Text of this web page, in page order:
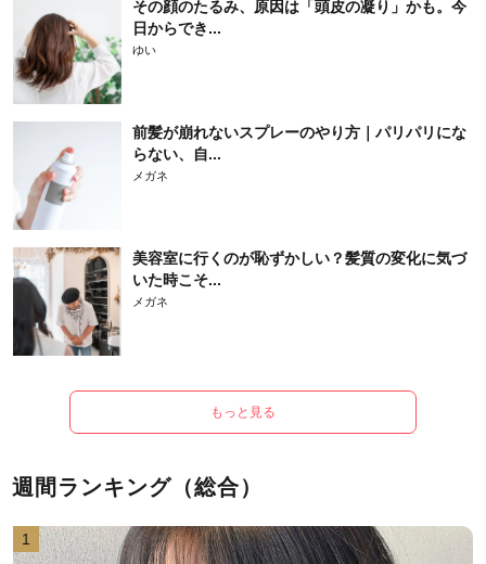
その顔のたるみ、原因は「頭皮の凝り」かも。今
日からでき...
ゆい
前髪が崩れないスプレーのやり方｜パリパリにな
らない、自...
メガネ
美容室に行くのが恥ずかしい？髪質の変化に気づ
いた時こそ...
メガネ
もっと見る
週間ランキング（総合）
1